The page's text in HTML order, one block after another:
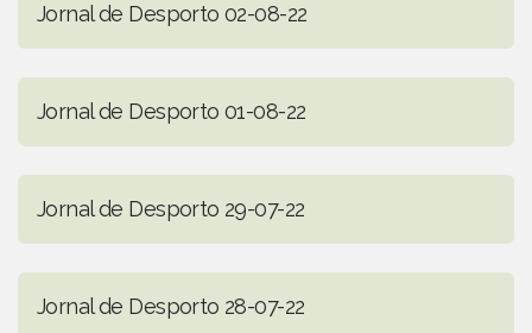
Jornal de Desporto 02-08-22
Jornal de Desporto 01-08-22
Jornal de Desporto 29-07-22
Jornal de Desporto 28-07-22